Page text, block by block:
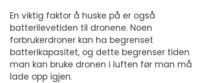
En viktig faktor å huske på er også
batterilevetiden til dronene. Noen
forbrukerdroner kan ha begrenset
batterikapasitet, og dette begrenser tiden
man kan bruke dronen i luften før man må
lade opp igjen.